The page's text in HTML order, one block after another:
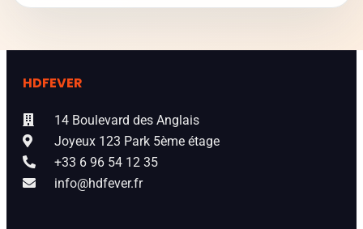
HDFEVER
14 Boulevard des Anglais
Joyeux 123 Park 5ème étage
+33 6 96 54 12 35
info@hdfever.fr